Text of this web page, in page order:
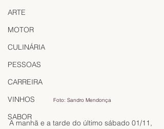
ARTE
MOTOR
CULINÁRIA
PESSOAS
CARREIRA
VINHOS
SABOR
Foto: Sandro Mendonça
A manhã e a tarde do último sábado 01/11,